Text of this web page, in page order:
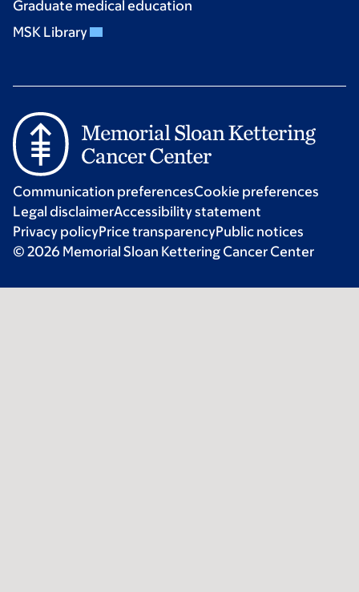
Graduate medical education
MSK Library
Communication preferencesCookie preferences
Legal disclaimerAccessibility statement
Privacy policyPrice transparencyPublic notices
© 2026 Memorial Sloan Kettering Cancer Center